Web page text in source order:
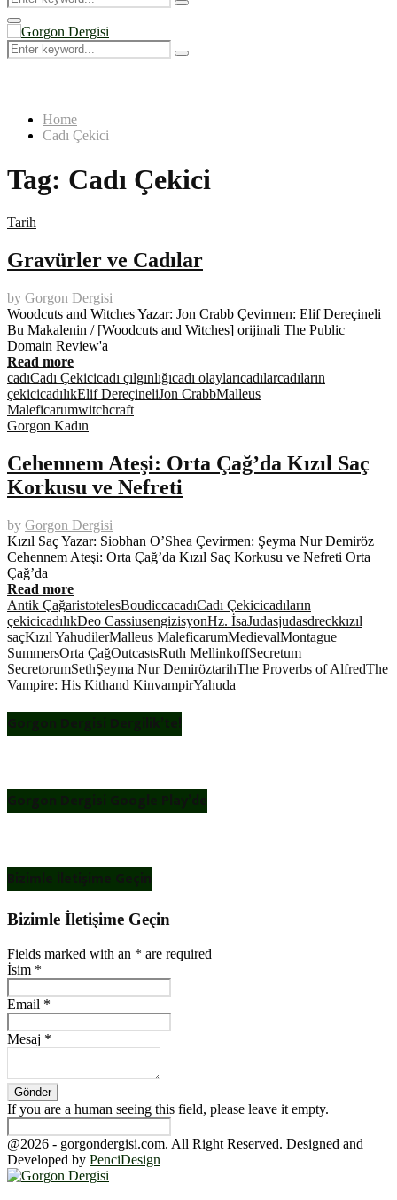
for:
Search
Primary
Menu
Search
for:
Search
Home
Cadı Çekici
Tag: Cadı Çekici
Tarih
Gravürler ve Cadılar
by Gorgon Dergisi
Woodcuts and Witches Yazar: Jon Crabb Çevirmen: Elif Dereçineli
Bu Makalenin / [Woodcuts and Witches] orijinali The Public
Domain Review'a
Read more
cadıCadı Çekicicadı çılgınlığıcadı olaylarıcadılarcadıların
çekicicadılıkElif DereçineliJon CrabbMalleus
Maleficarumwitchcraft
Gorgon Kadın
Cehennem Ateşi: Orta Çağ’da Kızıl Saç
Korkusu ve Nefreti
by Gorgon Dergisi
Kızıl Saç Yazar: Siobhan O’Shea Çevirmen: Şeyma Nur Demiröz
Cehennem Ateşi: Orta Çağ’da Kızıl Saç Korkusu ve Nefreti Orta
Çağ’da
Read more
Antik ÇağaristotelesBoudiccacadıCadı Çekicicadıların
çekicicadılıkDeo CassiusengizisyonHz. İsaJudasjudasdreckkızıl
saçKızıl YahudilerMalleus MaleficarumMedievalMontague
SummersOrta ÇağOutcastsRuth MellinkoffSecretum
SecretorumSethŞeyma Nur DemiröztarihThe Proverbs of AlfredThe
Vampire: His Kithand KinvampirYahuda
Gorgon Dergisi Dergilik’te!
Gorgon Dergisi Google Play’de
Bizimle İletişime Geçin
Bizimle İletişime Geçin
Fields marked with an * are required
İsim *
Email *
Mesaj *
If you are a human seeing this field, please leave it empty.
@2026 - gorgondergisi.com. All Right Reserved. Designed and
Developed by PenciDesign